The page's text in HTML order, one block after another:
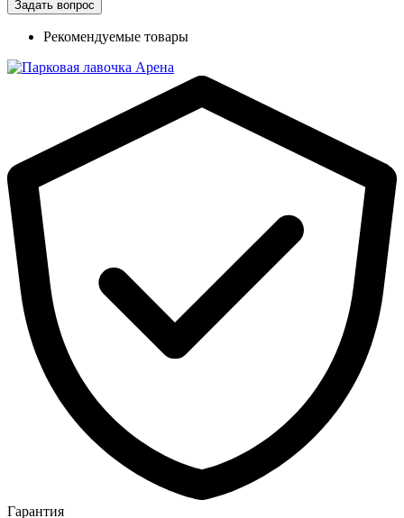
Рекомендуемые товары
Гарантия